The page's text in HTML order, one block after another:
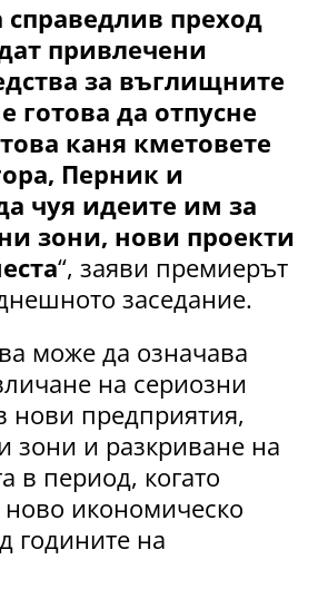
справедлив преход
привлечени
за въглищните
готова да отпусне
каня кметовете
Перник и
чуя идеите им за
зони, нови проекти
“, заяви премиерът
заседание.
може да означава
на сериозни
нови предприятия,
зони и разкриване на
в период, когато
ново икономическо
годините на